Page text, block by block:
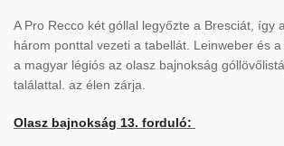
A Pro Recco két góllal legyőzte a Bresciát, így
három ponttal vezeti a tabellát. Leinweber és a
a magyar légiós az olasz bajnokság
találattal. az élen zárja.
Olasz bajnokság 13. forduló: